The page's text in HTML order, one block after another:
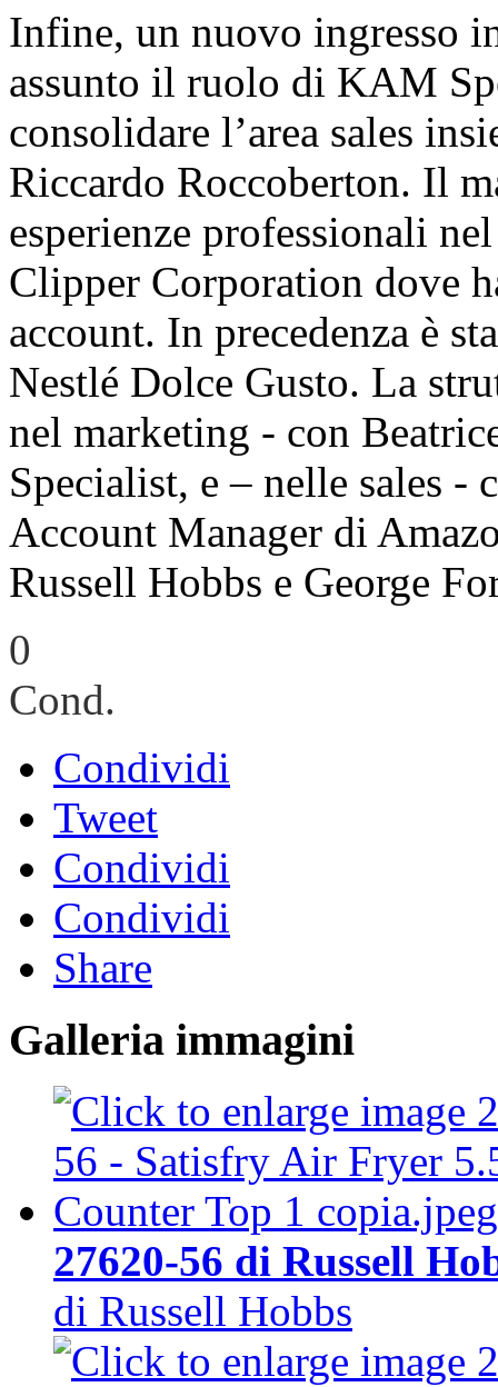
Infine, un nuovo ingresso
assunto il ruolo di KAM
consolidare l’area sales
Riccardo Roccoberton. Il
esperienze professionali
Clipper Corporation dove
account. In precedenza è
Nestlé Dolce Gusto. La
nel marketing - con
Specialist, e – nelle sales -
Account Manager di
Russell Hobbs e George
0
Cond.
Condividi
Tweet
Condividi
Condividi
Share
Galleria immagini
27620-56 di Russell
di Russell Hobbs